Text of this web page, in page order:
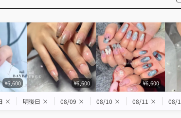
¥6,600 ¥6,600 ¥6,600
× 明後日 × 08/09 × 08/10 × 08/11 × 08/